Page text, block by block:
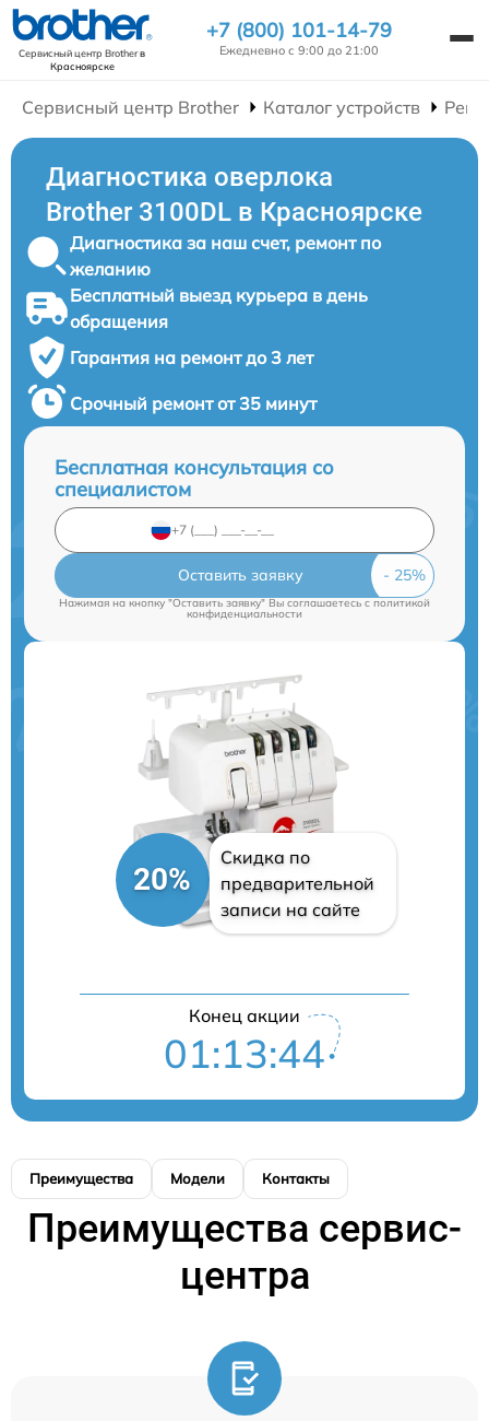
Сервисный центр Brotherв
Красноярске
+7 (800) 101-14-79
Ежедневно с 9:00 до 21:00
Сервисный центр Brother Каталог устройств
Диагностика оверлока
Brother 3100DL в Красноярске
Диагностика за наш счет, ремонт по
желанию
Бесплатный выезд курьера в день
обращения
Гарантия на ремонт до 3 лет
Срочный ремонт от 35 минут
Бесплатная консультация со
специалистом
Оставить заявку
Нажимая на кнопку "Оставить заявку" Вы соглашаетесь cполитикой
конфиденциальности
20%
Скидка по
предварительной
записи на сайте
Конец акции
01:13:43
Преимущества Модели Контакты
Преимущества сервис-
центра